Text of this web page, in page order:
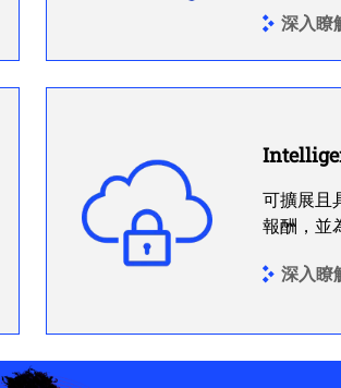
深入
可擴展且
報酬，並
深入瞭